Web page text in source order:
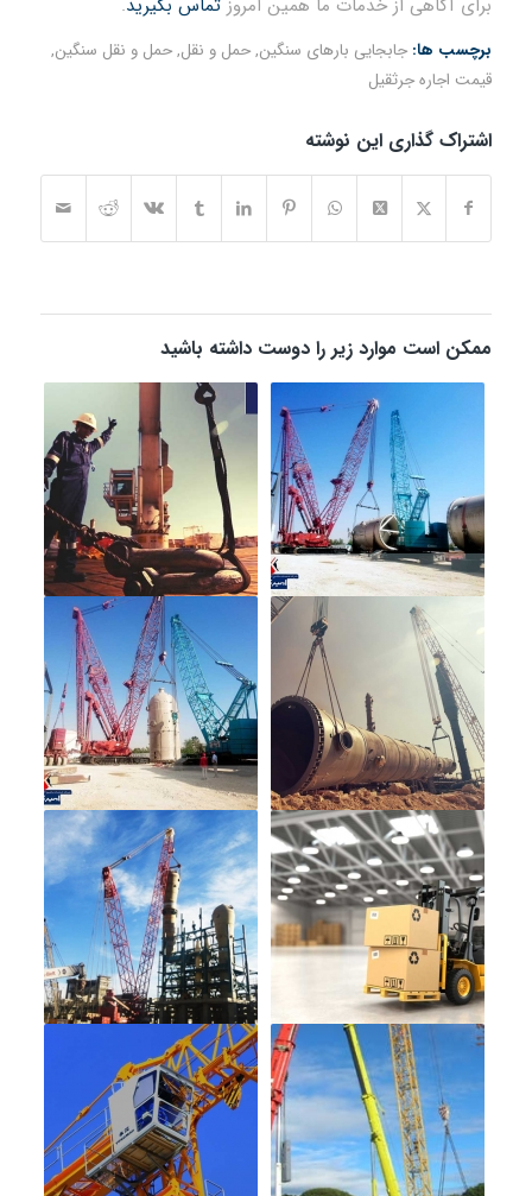
برای آگاهی از خدمات ما همین امروز تماس بگیرید.
برچسب ها: جابجایی بارهای سنگین,حمل و نقل,حمل و نقل سنگین,
قیمت اجاره جرثقیل
اشتراک گذاری این نوشته
ممکن است موارد زیر را دوست داشته باشید